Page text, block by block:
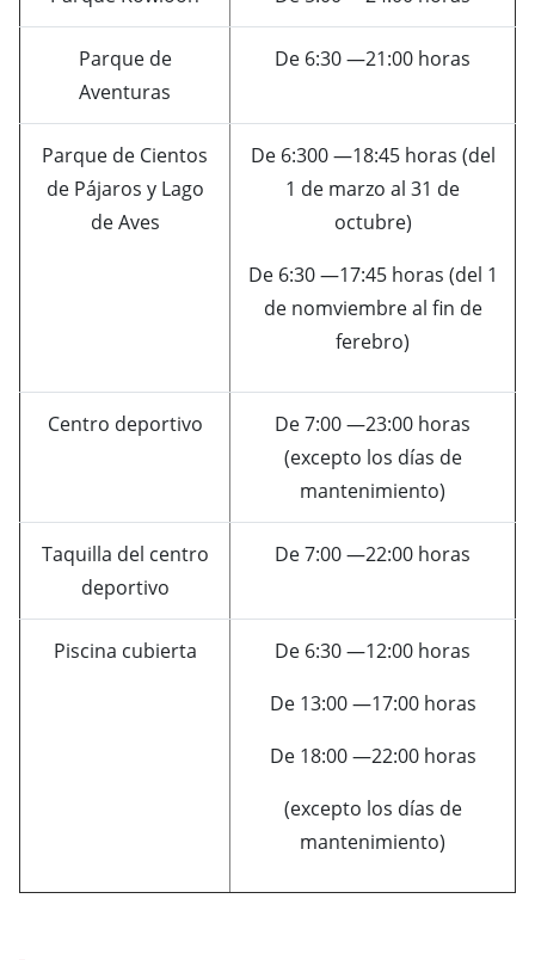
Parque de
Aventuras
De 6:30 —21:00 horas
Parque de Cientos
de Pájaros y Lago
de Aves
De 6:300 —18:45 horas (del
1 de marzo al 31 de
octubre)
De 6:30 —17:45 horas (del 1
de nomviembre al fin de
ferebro)
Centro deportivo
De 7:00 —23:00 horas
(excepto los días de
mantenimiento)
Taquilla del centro
deportivo
De 7:00 —22:00 horas
Piscina cubierta
De 6:30 —12:00 horas
De 13:00 —17:00 horas
De 18:00 —22:00 horas
(excepto los días de
mantenimiento)